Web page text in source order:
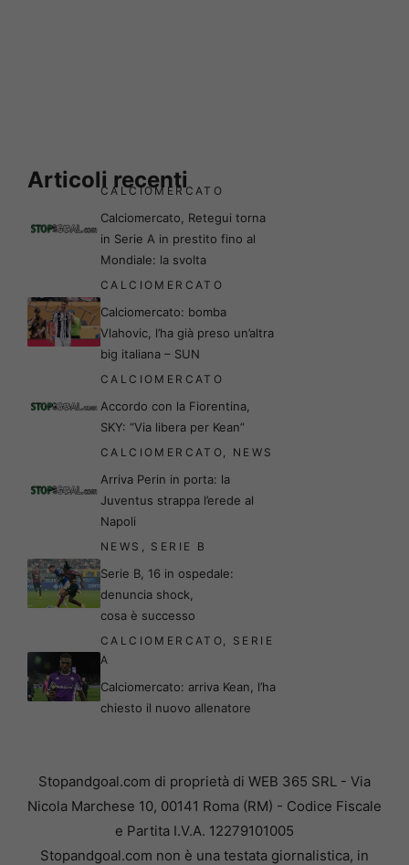
Articoli recenti
CALCIOMERCATO
Calciomercato, Retegui torna
in Serie A in prestito fino al
Mondiale: la svolta
CALCIOMERCATO
Calciomercato: bomba
Vlahovic, l’ha già preso un’altra
big italiana – SUN
CALCIOMERCATO
Accordo con la Fiorentina,
SKY: “Via libera per Kean”
CALCIOMERCATO NEWS
Arriva Perin in porta: la
Juventus strappa l’erede al
Napoli
NEWS SERIE B
Serie B, 16 in ospedale:
denuncia shock,
cosa è successo
CALCIOMERCATO
SERIE
A
Calciomercato: arriva Kean, l’ha
chiesto il nuovo allenatore
Stopandgoal.com di proprietà di WEB 365 SRL - Via
Nicola Marchese 10, 00141 Roma (RM) - Codice Fiscale
e Partita I.V.A. 12279101005
Stopandgoal.com non è una testata giornalistica, in